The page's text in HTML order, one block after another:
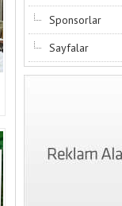
Sponsorlar
Sayfalar